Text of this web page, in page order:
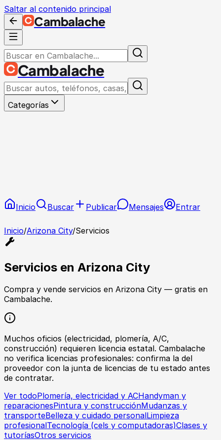
Saltar al contenido principal
Cambalache
Cambalache
Categorías
Inicio Buscar Publicar Mensajes Entrar
Inicio/Arizona City/Servicios
Servicios en Arizona City
Compra y vende servicios en Arizona City — gratis en
Cambalache.
Muchos oficios (electricidad, plomería, A/C,
construcción) requieren licencia estatal. Cambalache
no verifica licencias profesionales: confirma la del
proveedor con la junta de licencias de tu estado antes
de contratar.
Ver todoPlomería, electricidad y ACHandyman y
reparacionesPintura y construcciónMudanzas y
transporteBelleza y cuidado personalLimpieza
profesionalTecnología (cels y computadoras)Clases y
tutoríasOtros servicios